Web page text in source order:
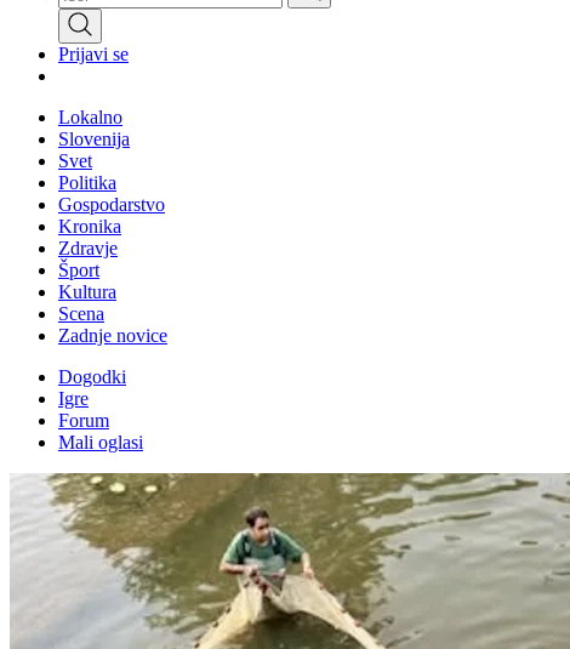
Prijavi se
Lokalno
Slovenija
Svet
Politika
Gospodarstvo
Kronika
Zdravje
Šport
Kultura
Scena
Zadnje novice
Dogodki
Igre
Forum
Mali oglasi